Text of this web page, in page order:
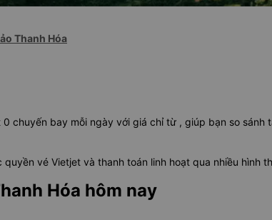
Thanh Hóa
chuyến bay mỗi ngày với giá chỉ từ , giúp bạn so sánh
vé Vietjet và thanh toán linh hoạt qua nhiều hình
Hóa hôm nay